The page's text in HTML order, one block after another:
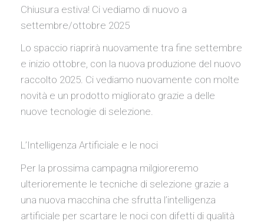
Chiusura estiva! Ci vediamo di nuovo a
settembre/ottobre 2025
Lo spaccio riaprirà nuovamente tra fine settembre
e inizio ottobre, con la nuova produzione del nuovo
raccolto 2025. Ci vediamo nuovamente con molte
novità e un prodotto migliorato grazie a delle
nuove tecnologie di selezione.
L’Intelligenza Artificiale e le noci
Per la prossima campagna milgioreremo
ulterioremente le tecniche di selezione grazie a
una nuova macchina che sfrutta l’intelligenza
artificiale per scartare le noci con difetti di qualità